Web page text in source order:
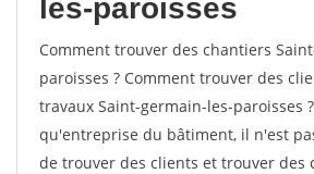
les-paroisses
Comment trouver des chantiers
paroisses ? Comment trouver des
travaux Saint-germain-les-paroisses
qu'entreprise du bâtiment, il n'est
de trouver des clients et trouver des